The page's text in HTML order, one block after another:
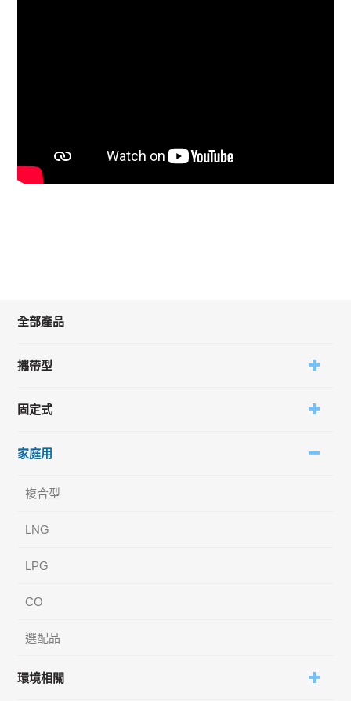
全部產品
攜帶型
固定式
家庭用
複合型
LNG
LPG
CO
選配品
環境相關